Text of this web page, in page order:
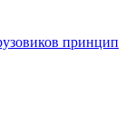
принцип